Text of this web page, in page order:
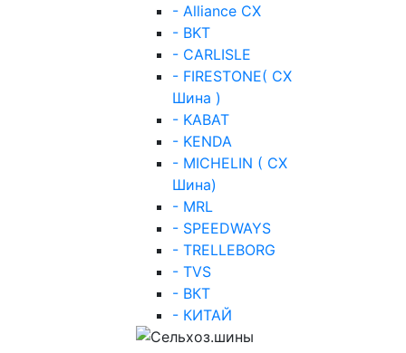
- Alliance СХ
- BKT
- CARLISLE
- FIRESTONE( СХ
Шина )
- KABAT
- KENDA
- MICHELIN ( СХ
Шина)
- MRL
- SPEEDWAYS
- TRELLEBORG
- TVS
- ВКТ
- КИТАЙ